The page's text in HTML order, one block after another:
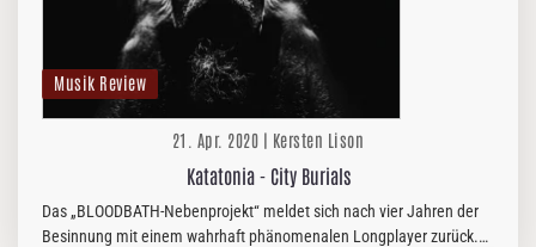
Musik Review
21. Apr. 2020 | Kersten Lison
Katatonia - City Burials
Das „BLOODBATH-Nebenprojekt“ meldet sich nach vier Jahren der
Besinnung mit einem wahrhaft phänomenalen Longplayer zurück.